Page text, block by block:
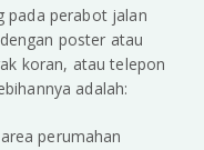
pada perabot jalan
poster atau
koran, atau telepon
adalah:
perumahan